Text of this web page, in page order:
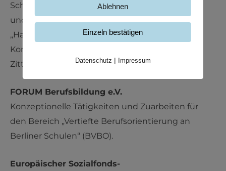
Schwerpunkt „Mitarbeiter_innenzufriedenheit
und Teamarbeit“ im Rahmen des Moduls
„Handlungskompetenzen“ – Fachbereich
Kommunikationspsychologie der Hochschule
Zittau/Görlitz .
FORUM Berufsbildung e.V.
Konzeptionelle Tätigkeiten und Zuarbeiten für
den Bereich „Vertiefte Berufsorientierung an
Berliner Schulen“ (BVBO).
Europäischer Sozialfonds-
Ablehnen
Einzeln bestätigen
Datenschutz | Impressum